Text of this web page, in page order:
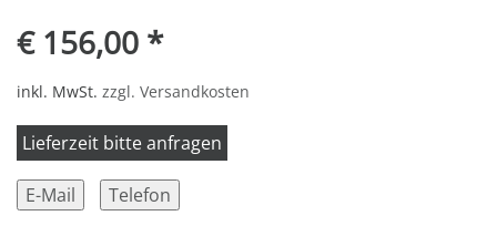
€ 156,00 *
inkl. MwSt. zzgl. Versandkosten
Lieferzeit bitte anfragen
E-Mail Telefon